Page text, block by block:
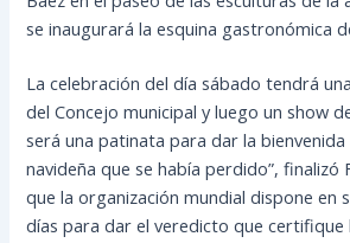
se inaugurará la esquina gastronómica
La celebración del día sábado tendrá
del Concejo municipal y luego un show
será una patinata para dar la
navideña que se había perdido”, finalizó
que la organización mundial dispone en
días para dar el veredicto que certifique